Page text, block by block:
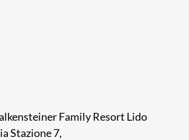
Family Resort Lido
Stazione 7,